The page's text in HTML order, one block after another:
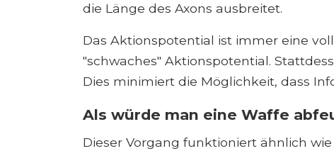
die Länge des Axons ausbreitet.
Das Aktionspotential ist immer eine
"schwaches" Aktionspotential.
Dies minimiert die Möglichkeit, dass
Als würde man eine Waffe
Dieser Vorgang funktioniert ähnlich